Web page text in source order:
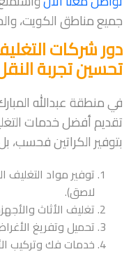
جميع مناطق الكويت،
دور شركات
تحسين تجربة
في منطقة عبدالله
تقديم أفضل خدمات
بتوفير الكراتين
توفير مواد التغليف
لاصق).
تغليف الأثاث
تحميل وتفريغ
خدمات فك وتركيب